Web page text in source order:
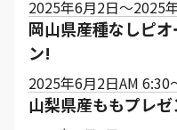
2025年6月2日～2025
岡山県産種なしピ
ン!
2025年6月2日AM
山梨県産ももプレ